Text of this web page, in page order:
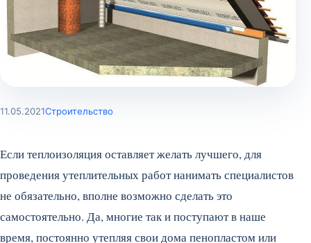
11.05.2021Строительство
Если теплоизоляция оставляет желать лучшего, для
проведения утеплительных работ нанимать специалистов
не обязательно, вполне возможно сделать это
самостоятельно. Да, многие так и поступают в наше
время, постоянно утепляя свои дома пенопластом или